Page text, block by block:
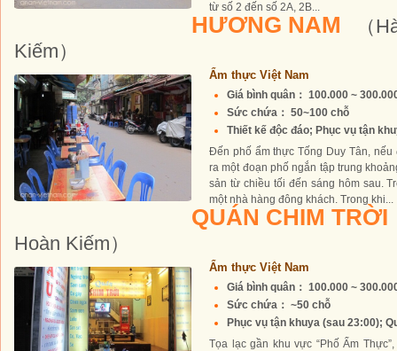
từ số 2 đến số 2A, 2B...
HƯƠNG NAM
（
Kiếm）
Ẩm thực Việt Nam
Giá bình quân： 100.000 ~
Sức chứa： 50~100 chỗ
Thiết kế độc đáo; Phục vụ tận
Đến phố ẩm thực Tống Duy Tân,
ra một đoạn phố ngắn tập trung
sản từ chiều tối đến sáng hôm sau.
một nhà hàng đông khách. Trong khi...
QUÁN CHIM TRỜI
Hoàn Kiếm）
Ẩm thực Việt Nam
Giá bình quân： 100.000 ~
Sức chứa： ~50 chỗ
Phục vụ tận khuya (sau 23:00);
Tọa lạc gần khu vực “Phố Ẩm